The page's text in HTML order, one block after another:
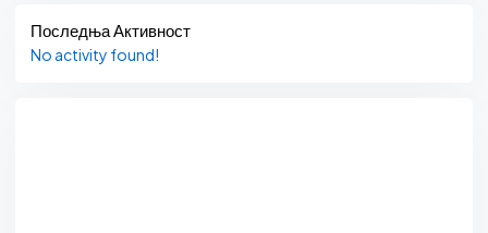
Последња Активност
No activity found!